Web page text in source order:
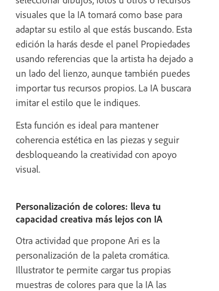
visuales que la IA tomará como base para
adaptar su estilo al que estás buscando. Esta
edición la harás desde el panel Propiedades
usando referencias que la artista ha dejado a
un lado del lienzo, aunque también puedes
importar tus recursos propios. La IA buscara
imitar el estilo que le indiques.
Esta función es ideal para mantener
coherencia estética en las piezas y seguir
desbloqueando la creatividad con apoyo
visual.
Personalización de colores: lleva tu
capacidad creativa más lejos con IA
Otra actividad que propone Ari es la
personalización de la paleta cromática.
Illustrator te permite cargar tus propias
muestras de colores para que la IA las